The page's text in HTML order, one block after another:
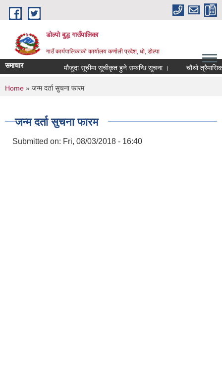
Skip to main content
डोल्पो बुद्ध गाउँपालिका
गाउँ कार्यपालिकाकाे कार्यालय कर्णाली प्रदेश, धो, डोल्पा
समाचार मौजुदा सूचीमा सूचीकृत हुने सम्बन्धि सूचना । चौथो त्रैमासिक
You are here
Home » जन्म दर्ता सुचना फारम
जन्म दर्ता सुचना फारम
Submitted on: Fri, 08/03/2018 - 16:40